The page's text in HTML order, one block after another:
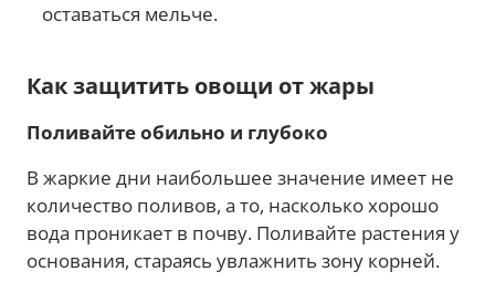
оставаться мельче.
Как защитить овощи от жары
Поливайте обильно и глубоко
В жаркие дни наибольшее значение имеет не
количество поливов, а то, насколько хорошо
вода проникает в почву. Поливайте растения у
основания, стараясь увлажнить зону корней.